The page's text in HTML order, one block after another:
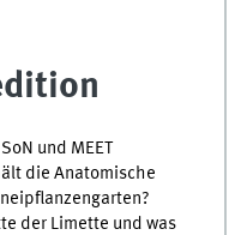
und MEET
die Anatomische
der Limette und was